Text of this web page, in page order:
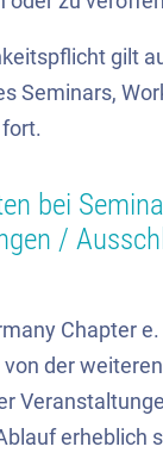
gilt
Seminars,
bei
/
Chapter
der
erheblich